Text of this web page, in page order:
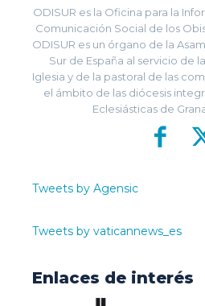
ODISUR es la Oficina para la
Comunicación Social de los
ODISUR es un órgano de la
Sur de España al servicio de
Iglesia y de la pastoral de las
el ámbito de las diócesis
Eclesiásticas de
Tweets by Agensic
Tweets by vaticannews_es
Enlaces de interés